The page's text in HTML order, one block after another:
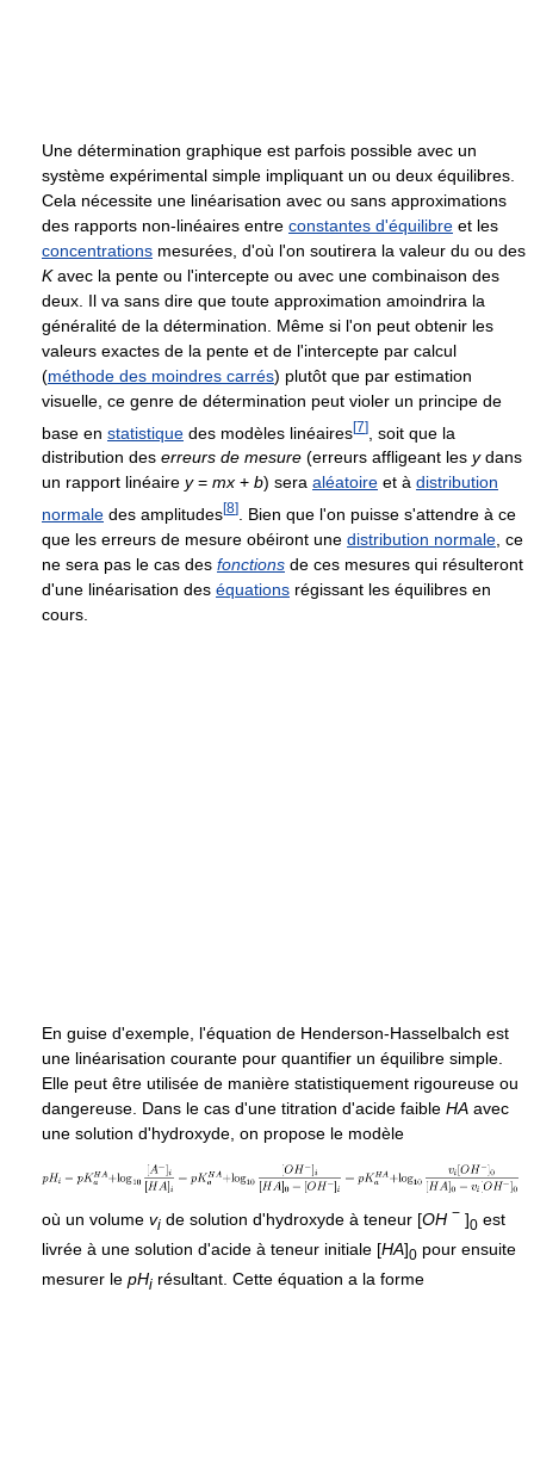
Une détermination graphique est parfois possible avec un
système expérimental simple impliquant un ou deux équilibres.
Cela nécessite une linéarisation avec ou sans approximations
des rapports non-linéaires entre constantes d'équilibre et les
concentrations mesurées, d'où l'on soutirera la valeur du ou des
Kavec la pente ou l'intercepte ou avec une combinaison des
deux. Il va sans dire que toute approximation amoindrira la
généralité de la détermination. Même si l'on peut obtenir les
valeurs exactes de la pente et de l'intercepte par calcul
(méthode des moindres carrés) plutôt que par estimation
visuelle, ce genre de détermination peut violer un principe de
base en statistique des modèles linéaires[7]
, soit que la
distribution des erreurs de mesure (erreurs affligeant les ydans
un rapport linéaire y= mx + b) sera aléatoire et à distribution
normale des amplitudes[8]
. Bien que l'on puisse s'attendre à ce
que les erreurs de mesure obéiront une distribution normale , ce
ne sera pas le cas des fonctions de ces mesures qui résulteront
d'une linéarisation des équations régissant les équilibres en
cours.
En guise d'exemple, l'équation de Henderson-Hasselbalch est
une linéarisation courante pour quantifier un équilibre simple.
Elle peut être utilisée de manière statistiquement rigoureuse ou
dangereuse. Dans le cas d'une titration d'acide faible HA avec
une solution d'hydroxyde, on propose le modèle
où un volume vi de solution d'hydroxyde à teneur [OH − ]0 est
livrée à une solution d'acide à teneur initiale [HA]0 pour ensuite
mesurer le pHi résultant. Cette équation a la forme